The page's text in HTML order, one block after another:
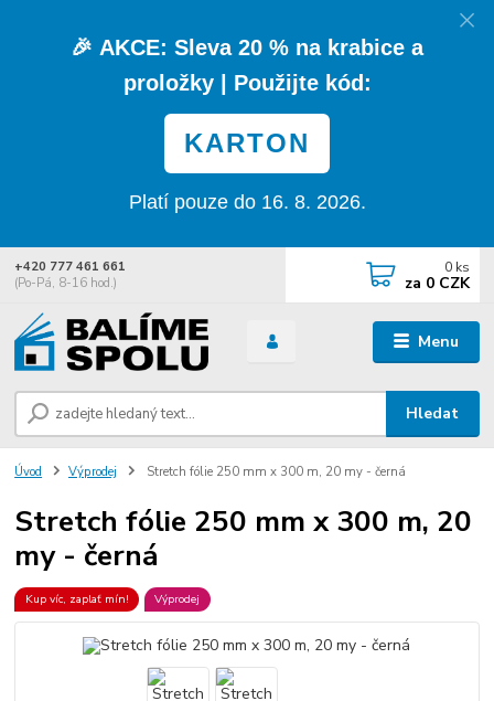
🎉 AKCE: Sleva 20 % na krabice a
proložky| Použijte kód:
KARTON
Platí pouze do 16. 8. 2026.
Menu
Hledat
+420 777 461 661
(Po-Pá, 8-16 hod.)
0 ks
za 0 CZK
Úvod Výprodej Stretch fólie 250 mm x 300 m, 20 my - černá
Stretch fólie 250 mm x 300 m, 20
my - černá
Kup víc, zaplať mín! Výprodej